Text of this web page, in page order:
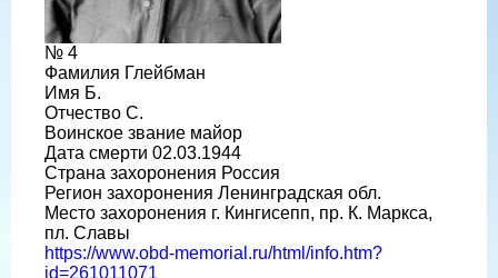
№ 4
Фамилия Глейбман
Имя Б.
Отчество С.
Воинское звание майор
Дата смерти 02.03.1944
Страна захоронения Россия
Регион захоронения Ленинградская обл.
Место захоронения г. Кингисепп, пр. К. Маркса,
пл. Славы
https://www.obd-memorial.ru/html/info.htm?
id=261011071